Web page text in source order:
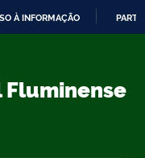
À INFORMAÇÃO